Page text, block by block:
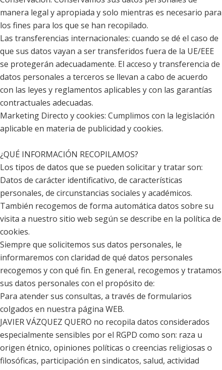
manera legal y apropiada y solo mientras es necesario para
los fines para los que se han recopilado.
Las transferencias internacionales: cuando se dé el caso de
que sus datos vayan a ser transferidos fuera de la UE/EEE
se protegerán adecuadamente. El acceso y transferencia de
datos personales a terceros se llevan a cabo de acuerdo
con las leyes y reglamentos aplicables y con las garantías
contractuales adecuadas.
Marketing Directo y cookies: Cumplimos con la legislación
aplicable en materia de publicidad y cookies.
¿QUÉ INFORMACIÓN RECOPILAMOS?
Los tipos de datos que se pueden solicitar y tratar son:
Datos de carácter identificativo, de características
personales, de circunstancias sociales y académicos.
También recogemos de forma automática datos sobre su
visita a nuestro sitio web según se describe en la política de
cookies.
Siempre que solicitemos sus datos personales, le
informaremos con claridad de qué datos personales
recogemos y con qué fin. En general, recogemos y tratamos
sus datos personales con el propósito de:
Para atender sus consultas, a través de formularios
colgados en nuestra página WEB.
JAVIER VÁZQUEZ QUERO no recopila datos considerados
especialmente sensibles por el RGPD como son: raza u
origen étnico, opiniones políticas o creencias religiosas o
filosóficas, participación en sindicatos, salud, actividad